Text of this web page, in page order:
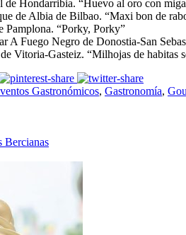
Hondarribia. “Huevo al oro con
de Albia de Bilbao. “Maxi bon de
Pamplona. “Porky, Porky”
A Fuego Negro de Donostia-San
Vitoria-Gasteiz. “Milhojas de habitas
Gastronómicos, Gastronomía,
Bercianas